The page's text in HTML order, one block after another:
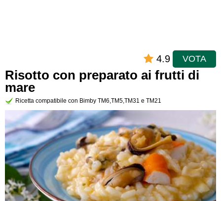
4.9 VOTA
Risotto con preparato ai frutti di
mare
Ricetta compatibile con Bimby TM6,TM5,TM31 e TM21